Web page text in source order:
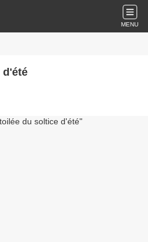
MENU
d'été